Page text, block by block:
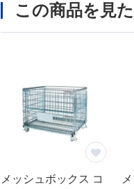
この商品を見
メッシュボックス コ